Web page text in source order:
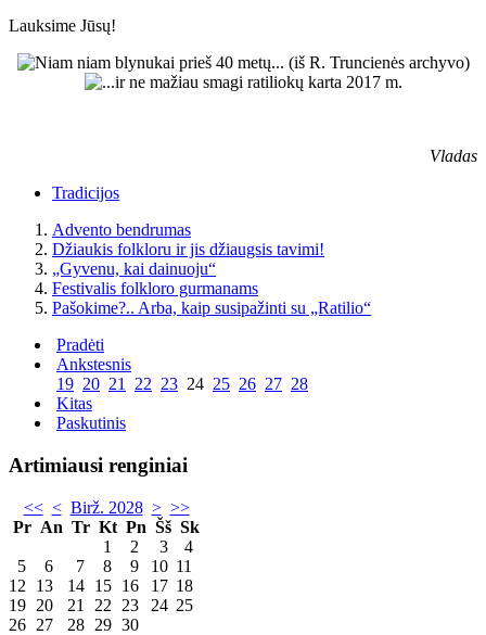
Lauksime Jūsų!
Vladas
Tradicijos
Advento bendrumas
Džiaukis folkloru ir jis džiaugsis tavimi!
„Gyvenu, kai dainuoju“
Festivalis folkloro gurmanams
Pašokime?.. Arba, kaip susipažinti su „Ratilio“
Pradėti
Ankstesnis
19 20 21 22 23 24 25 26 27 28
Kitas
Paskutinis
Artimiausi renginiai
<< < Birž. 2028 > >>
Pr An Tr Kt Pn Šš Sk
1
2 3
4
5
6 7 8 9 10 11
12
13 14 15 16 17 18
19 20 21 22 23 24 25
26 27 28 29 30